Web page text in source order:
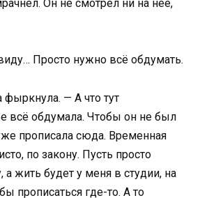
Он не смотрел ни на неё,
Просто нужно всё обдумать.
— А что тут
всё обдумала. Чтобы он не был
прописала сюда. Временная
по закону. Пусть просто
а жить будет у меня в студии, на
прописаться где-то. А то